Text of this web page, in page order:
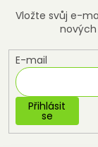
Vložte svůj e-
E-mail
Přihlásit
se